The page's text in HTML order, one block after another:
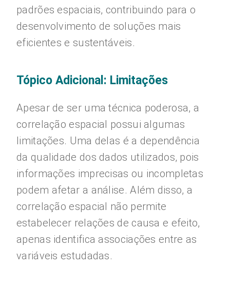
padrões espaciais, contribuindo para o
desenvolvimento de soluções mais
eficientes e sustentáveis.
Tópico Adicional: Limitações
Apesar de ser uma técnica poderosa, a
correlação espacial possui algumas
limitações. Uma delas é a dependência
da qualidade dos dados utilizados, pois
informações imprecisas ou incompletas
podem afetar a análise. Além disso, a
correlação espacial não permite
estabelecer relações de causa e efeito,
apenas identifica associações entre as
variáveis estudadas.